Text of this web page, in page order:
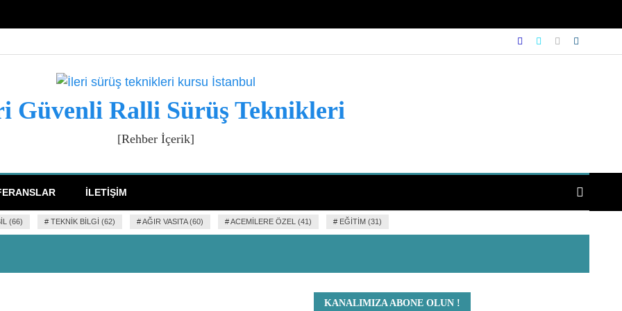
Güvenli Ralli Sürüş Teknikleri
[Rehber İçerik]
İLETIŞIM
(66) # TEKNIK BILGI (62) #AĞIR VASITA (60) #ACEMILERE ÖZEL (41) # EĞITIM (31)
KANALIMIZA ABONE OLUN !